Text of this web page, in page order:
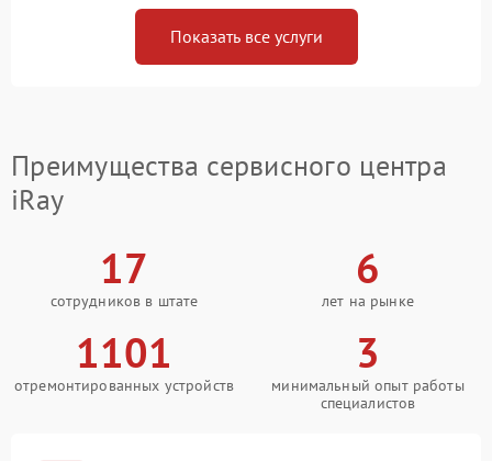
Показать все услуги
Преимущества сервисного центра
iRay
17
сотрудников в штате
6
лет на рынке
1101
отремонтированных устройств
3
минимальный опыт работы
специалистов